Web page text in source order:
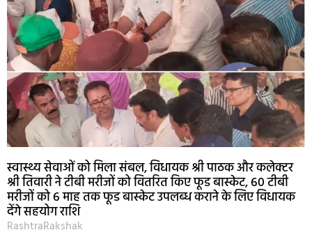
स्वास्थ्य सेवाओं को मिला संबल, विधायक श्री पाठक और कलेक्टर
श्री तिवारी ने टीबी मरीजों को वितरित किए फूड बास्केट, 60 टीबी
मरीजों को 6 माह तक फूड बास्केट उपलब्ध कराने के लिए विधायक
देंगे सहयोग राशि
RashtraRakshak